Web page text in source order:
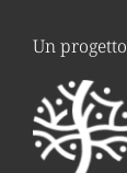
Un progetto